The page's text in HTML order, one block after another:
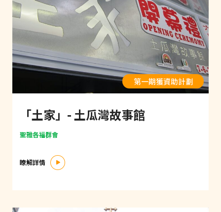
第一期獲資助計劃
「土家」- 土瓜灣故事館
聖雅各福群會
瞭解詳情